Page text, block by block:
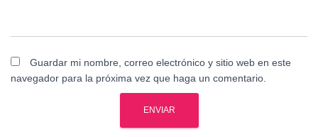
Guardar mi nombre, correo electrónico y sitio web en este
navegador para la próxima vez que haga un comentario.